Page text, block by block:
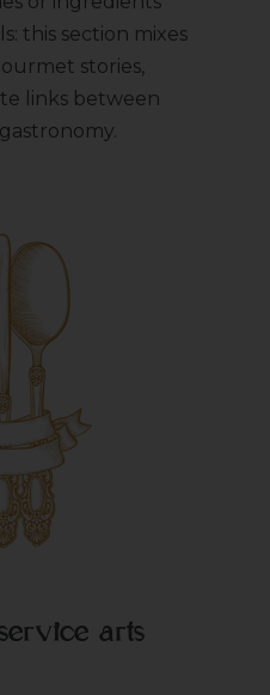
this section mixes
stories,
links between
arts